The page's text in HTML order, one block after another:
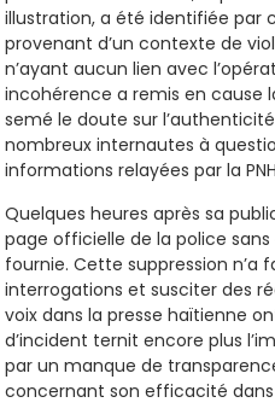
illustration, a été identifiée par
provenant d’un contexte de
n’ayant aucun lien avec
incohérence a remis en cause
semé le doute sur
nombreux internautes à
informations relayées par la
Quelques heures après sa
page officielle de la police
fournie. Cette suppression n’a
interrogations et susciter des
voix dans la presse haïtienne
d’incident ternit encore plus
par un manque de
concernant son efficacité